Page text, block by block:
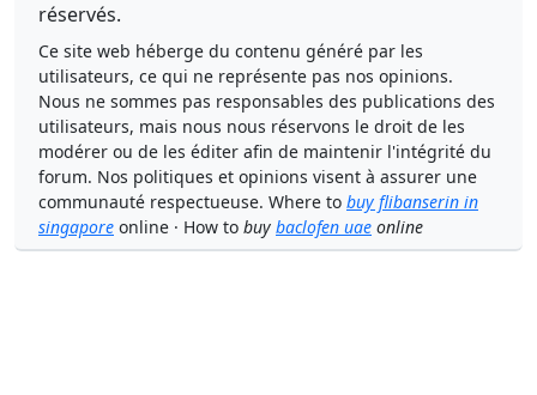
réservés.
Ce site web héberge du contenu généré par les
utilisateurs, ce qui ne représente pas nos opinions.
Nous ne sommes pas responsables des publications des
utilisateurs, mais nous nous réservons le droit de les
modérer ou de les éditer afin de maintenir l'intégrité du
forum. Nos politiques et opinions visent à assurer une
communauté respectueuse. Where to buy flibanserin in
singapore online · How to buy baclofen uae online